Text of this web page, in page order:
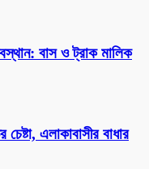
বাস ও ট্রাক মালিক
এলাকাবাসীর বাধার